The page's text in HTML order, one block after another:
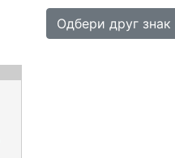
Одбери друг знак